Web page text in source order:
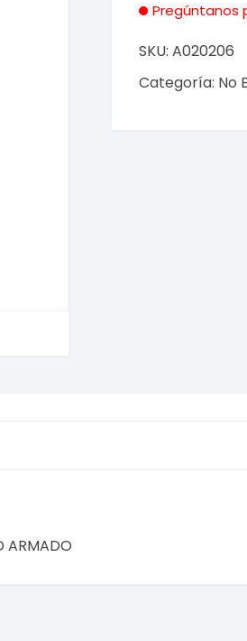
Pregúntanos
SKU: A020206
Categoría: No
ARMADO